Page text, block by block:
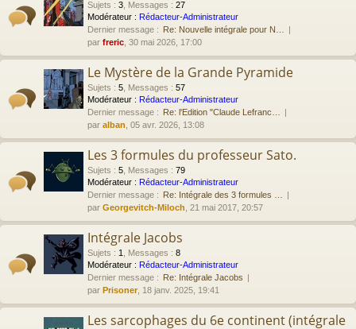
Sujets : 3 Messages : 27
Modérateur : Rédacteur-Administrateur
Dernier message : Re: Nouvelle intégrale pour N…
par freric , 30 mai 2026, 17:00
Le Mystère de la Grande Pyramide
Sujets : 5 Messages : 57
Modérateur : Rédacteur-Administrateur
Dernier message : Re: l'Edition "Claude Lefranc…
par alban , 05 avr. 2026, 13:08
Les 3 formules du professeur Sato.
Sujets : 5 Messages : 79
Modérateur : Rédacteur-Administrateur
Dernier message : Re: Intégrale des 3 formules …
par Georgevitch-Miloch , 21 mai 2017, 20:57
Intégrale Jacobs
Sujets : 1 Messages : 8
Modérateur : Rédacteur-Administrateur
Dernier message : Re: Intégrale Jacobs
par Prisoner , 18 janv. 2025, 19:41
Les sarcophages du 6e continent (intégrale